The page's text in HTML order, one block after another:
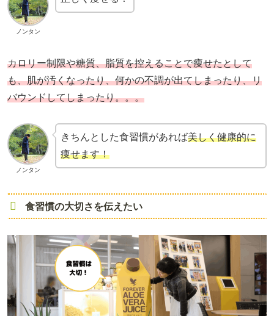
ノンタン
カロリー制限や糖質、脂質を控えることで痩せたとして
も、肌が汚くなったり、何かの不調が出てしまったり、リ
バウンドしてしまったり。。。
ノンタン
きちんとした食習慣があれば美しく健康的に
痩せます！
食習慣の大切さを伝えたい